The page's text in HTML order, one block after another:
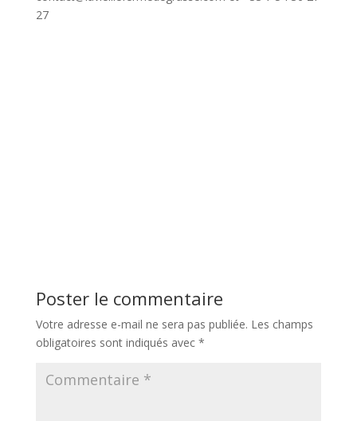
27
Poster le commentaire
Votre adresse e-mail ne sera pas publiée. Les champs
obligatoires sont indiqués avec *